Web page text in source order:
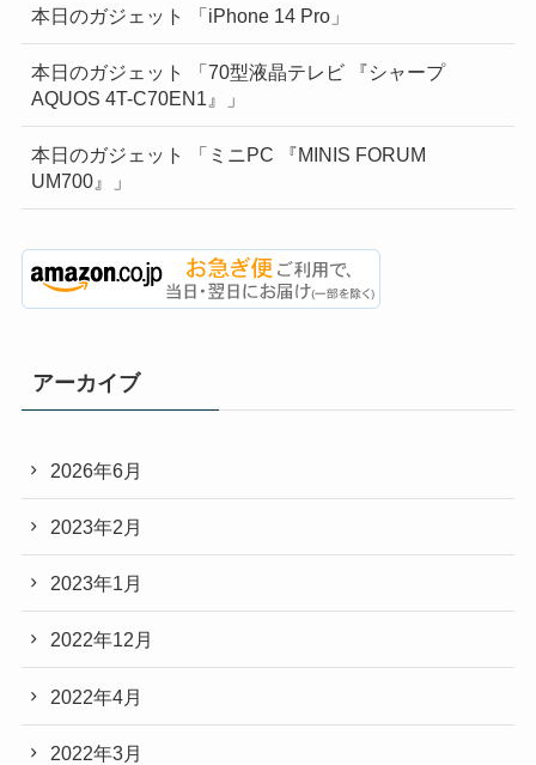
本日のガジェット 「iPhone 14 Pro」
本日のガジェット 「70型液晶テレビ 『シャープ
AQUOS 4T-C70EN1』」
本日のガジェット 「ミニPC 『MINIS FORUM
UM700』」
アーカイブ
2026年6月
2023年2月
2023年1月
2022年12月
2022年4月
2022年3月